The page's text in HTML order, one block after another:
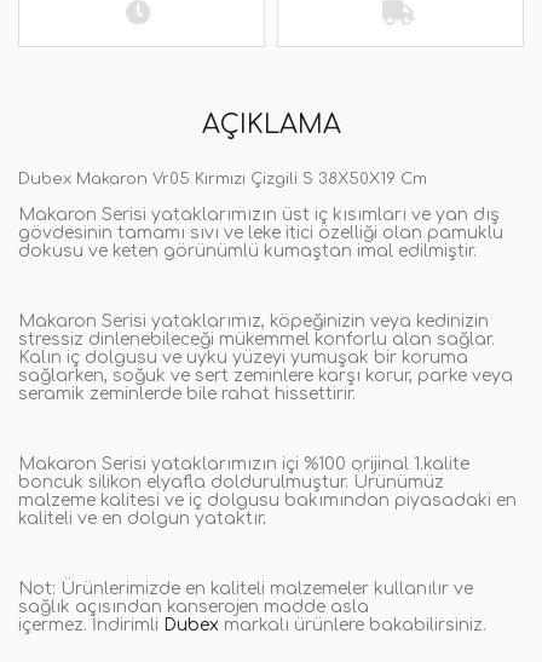
AÇIKLAMA
Dubex Makaron Vr05 Kırmızı Çizgili S 38X50X19 Cm
Makaron Serisi yataklarımızın üst iç kısımları ve yan dış
gövdesinin tamamı sıvı ve leke itici özelliği olan pamuklu
dokusu ve keten görünümlü kumaştan imal edilmiştir.
Makaron Serisi yataklarımız, köpeğinizin veya kedinizin
stressiz dinlenebileceği mükemmel konforlu alan sağlar.
Kalın iç dolgusu ve uyku yüzeyi yumuşak bir koruma
sağlarken, soğuk ve sert zeminlere karşı korur, parke veya
seramik zeminlerde bile rahat hissettirir.
Makaron Serisi yataklarımızın içi %100 orijinal 1.kalite
boncuk silikon elyafla doldurulmuştur. Ürünümüz
malzeme kalitesi ve iç dolgusu bakımından piyasadaki en
kaliteli ve en dolgun yataktır.
Not: Ürünlerimizde en kaliteli malzemeler kullanılır ve
sağlık açısından kanserojen madde asla
içermez. İndirimli Dubex markalı ürünlere bakabilirsiniz.